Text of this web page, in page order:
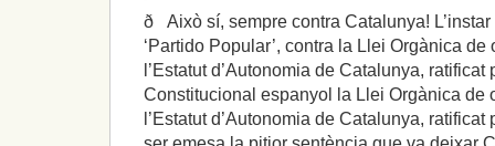
ð Això sí, sempre contra Catalunya! L’instar
‘Partido Popular’, contra la Llei Orgànica
l’Estatut d’Autonomia de Catalunya,
Constitucional espanyol la Llei Orgànica de
l’Estatut d’Autonomia de Catalunya,